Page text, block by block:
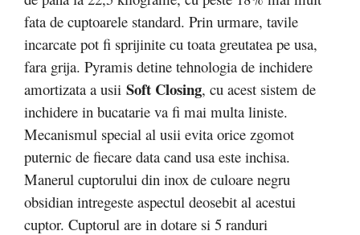
fata de cuptoarele standard. Prin urmare, tavile
incarcate pot fi sprijinite cu toata greutatea pe usa,
fara grija. Pyramis detine tehnologia de inchidere
amortizata a usii Soft Closing, cu acest sistem de
inchidere in bucatarie va fi mai multa liniste.
Mecanismul special al usii evita orice zgomot
puternic de fiecare data cand usa este inchisa.
Manerul cuptorului din inox de culoare negru
obsidian intregeste aspectul deosebit al acestui
cuptor. Cuptorul are in dotare si 5 randuri